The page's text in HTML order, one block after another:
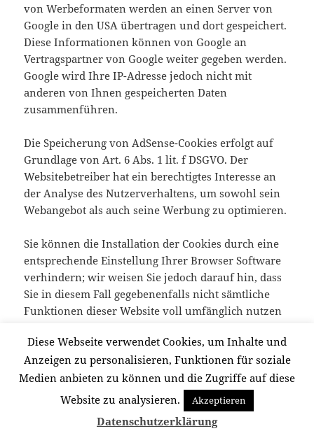
von Werbeformaten werden an einen Server von
Google in den USA übertragen und dort gespeichert.
Diese Informationen können von Google an
Vertragspartner von Google weiter gegeben werden.
Google wird Ihre IP-Adresse jedoch nicht mit
anderen von Ihnen gespeicherten Daten
zusammenführen.
Die Speicherung von AdSense-Cookies erfolgt auf
Grundlage von Art. 6 Abs. 1 lit. f DSGVO. Der
Websitebetreiber hat ein berechtigtes Interesse an
der Analyse des Nutzerverhaltens, um sowohl sein
Webangebot als auch seine Werbung zu optimieren.
Sie können die Installation der Cookies durch eine
entsprechende Einstellung Ihrer Browser Software
verhindern; wir weisen Sie jedoch darauf hin, dass
Sie in diesem Fall gegebenenfalls nicht sämtliche
Funktionen dieser Website voll umfänglich nutzen
Sie sich mit der Bearbeitung der über Sie erhobenen
Daten durch Google in der zuvor beschriebenen Art
und Weise und zu dem zuvor benannten Zweck
einverstanden.
Diese Webseite verwendet Cookies, um Inhalte und
Anzeigen zu personalisieren, Funktionen für soziale
Medien anbieten zu können und die Zugriffe auf diese
Website zu analysieren.
Akzeptieren
Datenschutzerklärung